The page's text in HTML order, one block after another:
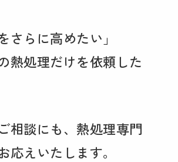
さらに高めたい」
熱処理だけを依頼した
相談にも、熱処理専門
応えいたします。